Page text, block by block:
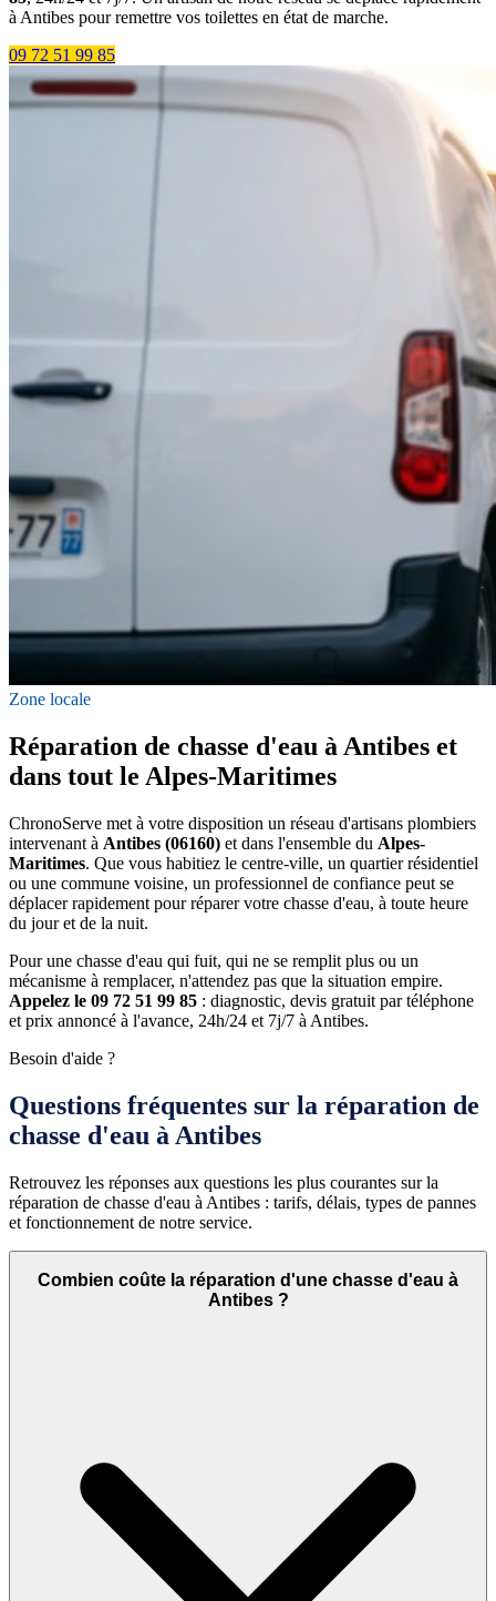
à Antibes pour remettre vos toilettes en état de marche.
09 72 51 99 85
Zone locale
Réparation de chasse d'eau à Antibes et
dans tout le Alpes-Maritimes
ChronoServe met à votre disposition un réseau d'artisans plombiers
intervenant à Antibes (06160) et dans l'ensemble du Alpes-
Maritimes. Que vous habitiez le centre-ville, un quartier résidentiel
ou une commune voisine, un professionnel de confiance peut se
déplacer rapidement pour réparer votre chasse d'eau, à toute heure
du jour et de la nuit.
Pour une chasse d'eau qui fuit, qui ne se remplit plus ou un
mécanisme à remplacer, n'attendez pas que la situation empire.
Appelez le 09 72 51 99 85 : diagnostic, devis gratuit par téléphone
et prix annoncé à l'avance, 24h/24 et 7j/7 à Antibes.
Besoin d'aide ?
Questions fréquentes sur la réparation de
chasse d'eau à Antibes
Retrouvez les réponses aux questions les plus courantes sur la
réparation de chasse d'eau à Antibes : tarifs, délais, types de pannes
et fonctionnement de notre service.
Combien coûte la réparation d'une chasse d'eau à
Antibes ?